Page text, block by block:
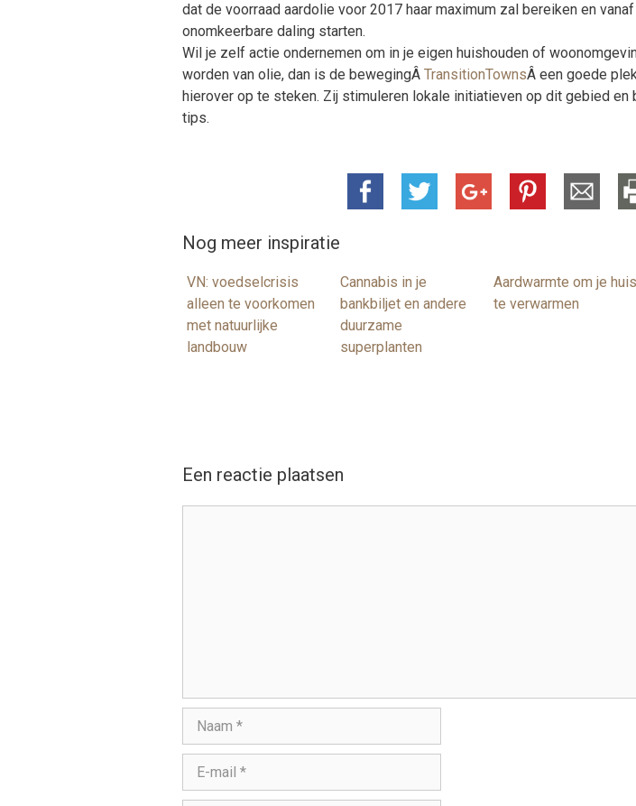
dat de voorraad aardolie voor 2017 haar maximum zal bereiken en
onomkeerbare daling starten.
Wil je zelf actie ondernemen om in je eigen huishouden of
worden van olie, dan is de bewegingÂ TransitionTownsÂ een goede
hierover op te steken. Zij stimuleren lokale initiatieven op dit gebied en
tips.
Nog meer inspiratie
VN: voedselcrisis
alleen te voorkomen
met natuurlijke
landbouw
Cannabis in je
bankbiljet en andere
duurzame
superplanten
Aardwarmte om je huis
te verwarmen
Een reactie plaatsen